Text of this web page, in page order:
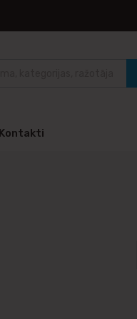
Kontakti